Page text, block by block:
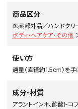
商品区分
医薬部外品／ハンドクリ
ボディ・ヘアケア・その他
使い方
適量（直径約1.5cm）を手
成分・材質
アラントイン＊、酢酸トコ